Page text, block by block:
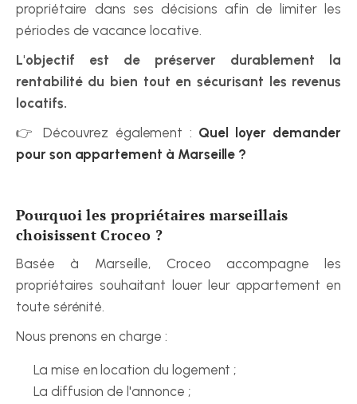
propriétaire dans ses décisions afin de limiter les
périodes de vacance locative.
L'objectif est de préserver durablement la
rentabilité du bien tout en sécurisant les revenus
locatifs.
👉 Découvrez également : Quel loyer demander
pour son appartement à Marseille ?
Pourquoi les propriétaires marseillais
choisissent Croceo ?
Basée à Marseille, Croceo accompagne les
propriétaires souhaitant louer leur appartement en
toute sérénité.
Nous prenons en charge :
La mise en location du logement ;
La diffusion de l'annonce ;